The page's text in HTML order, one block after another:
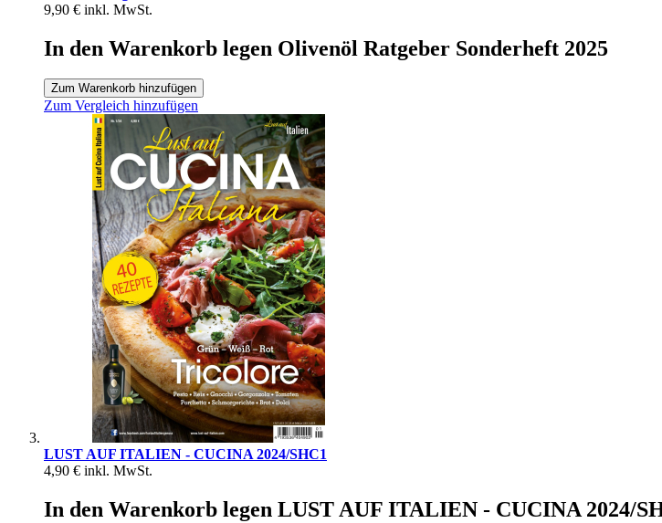
9,90 € inkl. MwSt.
In den Warenkorb legen Olivenöl Ratgeber Sonderheft 2025
Zum Warenkorb hinzufügen
Zum Vergleich hinzufügen
LUST AUF ITALIEN - CUCINA 2024/SHC1
4,90 € inkl. MwSt.
In den Warenkorb legen LUST AUF ITALIEN - CUCINA 2024/